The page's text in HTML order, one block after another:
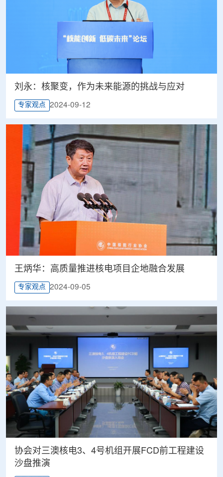
刘永：核聚变，作为未来能源的挑战与应对
专家观点 2024-09-12
王炳华：高质量推进核电项目企地融合发展
专家观点 2024-09-05
协会对三澳核电3、4号机组开展FCD前工程建设
沙盘推演